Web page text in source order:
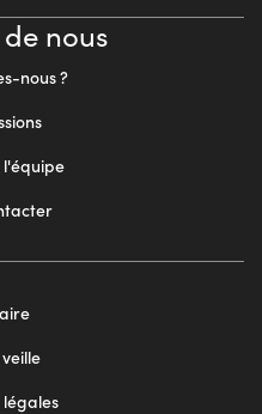
nous
nous ?